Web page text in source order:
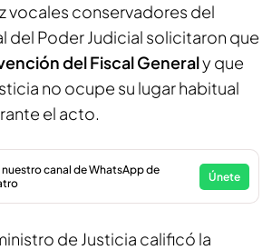
vocales conservadores del
del Poder Judicial solicitaron que
del Fiscal Generaly que
no ocupe su lugar habitual
el acto.
canal de WhatsApp de
Únete
de Justicia calificó la